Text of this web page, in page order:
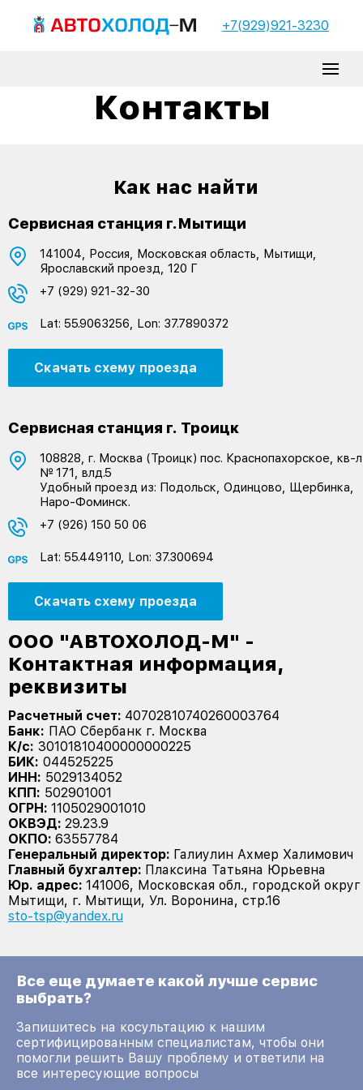
+7(929)921-3230
Контакты
Как нас найти
Сервисная станция г.Мытищи
141004, Россия, Московская область, Мытищи,
Ярославский проезд, 120 Г
+7 (929) 921-32-30
Lat: 55.9063256, Lon: 37.7890372
Скачать схему проезда
Сервисная станция г. Троицк
108828, г. Москва (Троицк) пос. Краснопахорское, кв-л
№ 171, влд.5
Удобный проезд из: Подольск, Одинцово, Щербинка,
Наро-Фоминск.
+7 (926) 150 50 06
Lat: 55.449110, Lon: 37.300694
Скачать схему проезда
ООО "АВТОХОЛОД-М" -
Контактная информация,
реквизиты
Расчетный счет: 40702810740260003764
Банк: ПАО Сбербанк г. Москва
К/с: 30101810400000000225
БИК: 044525225
ИНН: 5029134052
КПП: 502901001
ОГРН: 1105029001010
ОКВЭД: 29.23.9
ОКПО: 63557784
Генеральный директор: Галиулин Ахмер Халимович
Главный бухгалтер: Плаксина Татьяна Юрьевна
Юр. адрес: 141006, Московская обл., городской округ
Мытищи, г. Мытищи, Ул. Воронина, стр.16
sto-tsp@yandex.ru
Все еще думаете какой лучше сервис
выбрать?
Запишитесь на косультацию к нашим
сертифицированным специалистам, чтобы они
помогли решить Вашу проблему и ответили на
все интересующие вопросы